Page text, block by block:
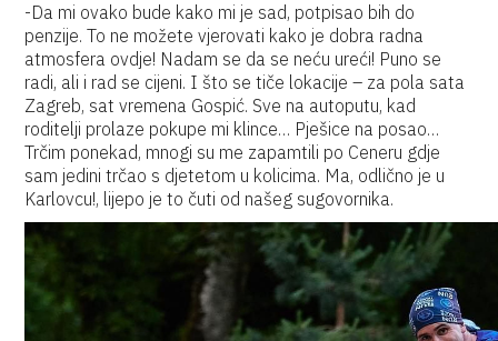
-Da mi ovako bude kako mi je sad, potpisao bih do
penzije. To ne možete vjerovati kako je dobra radna
atmosfera ovdje! Nadam se da se neću ureći! Puno se
radi, ali i rad se cijeni. I što se tiče lokacije – za pola sata
Zagreb, sat vremena Gospić. Sve na autoputu, kad
roditelji prolaze pokupe mi klince… Pješice na posao…
Trčim ponekad, mnogi su me zapamtili po Ceneru gdje
sam jedini trčao s djetetom u kolicima. Ma, odlično je u
Karlovcu!, lijepo je to čuti od našeg sugovornika.